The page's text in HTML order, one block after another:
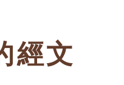
經文